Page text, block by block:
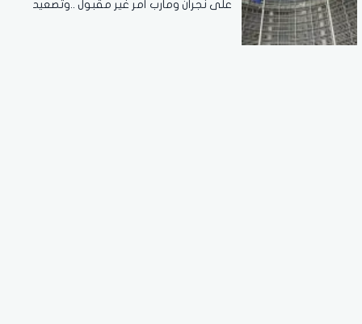
على نجران ومأرب أمر غير مقبول ..وتصعيد